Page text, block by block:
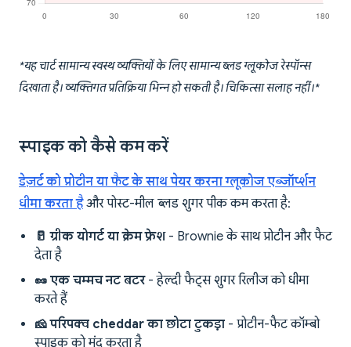
*यह चार्ट सामान्य स्वस्थ व्यक्तियों के लिए सामान्य ब्लड ग्लूकोज रेस्पॉन्स
दिखाता है। व्यक्तिगत प्रतिक्रिया भिन्न हो सकती है। चिकित्सा सलाह नहीं।*
स्पाइक को कैसे कम करें
डेज़र्ट को प्रोटीन या फैट के साथ पेयर करना ग्लूकोज एब्जॉर्प्शन
धीमा करता हैऔर पोस्ट-मील ब्लड शुगर पीक कम करता है:
🥛 ग्रीक योगर्ट या क्रेम फ्रेश- Brownie के साथ प्रोटीन और फैट
देता है
🥜 एक चम्मच नट बटर- हेल्दी फैट्स शुगर रिलीज को धीमा
करते हैं
🧀 परिपक्व cheddar का छोटा टुकड़ा - प्रोटीन-फैट कॉम्बो
स्पाइक को मंद करता है